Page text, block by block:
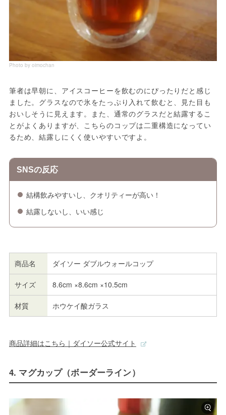
Photo by oimochan
筆者は早朝に、アイスコーヒーを飲むのにぴったりだと感じ
ました。グラスなので氷をたっぷり入れて飲むと、見た目も
おいしそうに見えます。また、通常のグラスだと結露するこ
とがよくありますが、こちらのコップは二重構造になってい
るため、結露しにくく使いやすいですよ。
SNSの反応
結構飲みやすいし、クオリティーが高い！
結露しないし、いい感じ
商品名 ダイソー ダブルウォールコップ
サイズ 8.6cm ×8.6cm ×10.5cm
材質 ホウケイ酸ガラス
商品詳細はこちら｜ダイソー公式サイト
4. マグカップ（ボーダーライン）